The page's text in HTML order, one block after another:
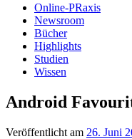
Online-PRaxis
Newsroom
Bücher
Highlights
Studien
Wissen
Android
Veröffentlicht am 26. Juni